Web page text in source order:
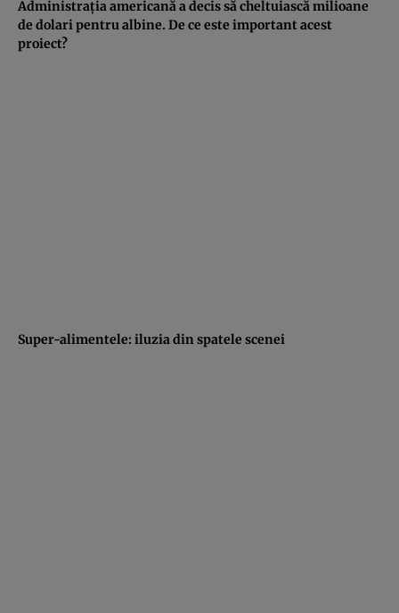
Administraţia americană a decis să cheltuiască milioane
de dolari pentru albine. De ce este important acest
proiect?
Super-alimentele: iluzia din spatele scenei